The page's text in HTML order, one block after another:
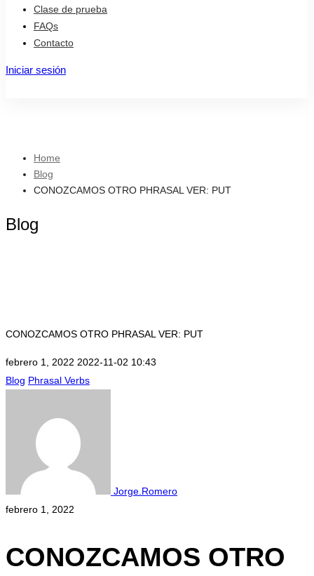
Clase de prueba
FAQs
Contacto
Iniciar sesión
Home
Blog
CONOZCAMOS OTRO PHRASAL VER: PUT
Blog
CONOZCAMOS OTRO PHRASAL VER: PUT
febrero 1, 2022 2022-11-02 10:43
CONOZCAMOS
OTRO
PHRASAL
VER:
PUT
Blog Phrasal Verbs
Jorge.Romero
febrero 1, 2022
CONOZCAMOS OTRO